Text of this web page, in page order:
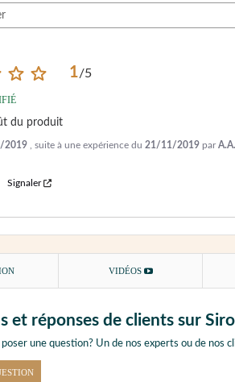
1/5
du produit
2019 , suite à une expérience du 21/11/2019 parA.A.
Signaler
VIDÉOS
et réponses de clients sur
poser une question? Un de nos experts ou de nos